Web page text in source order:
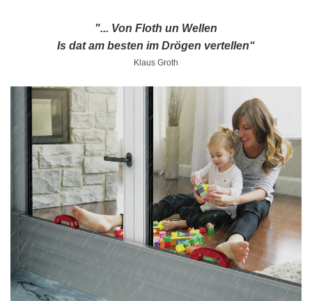
"... Von Floth un Wellen
Is dat am besten im Drögen vertellen“
Klaus Groth